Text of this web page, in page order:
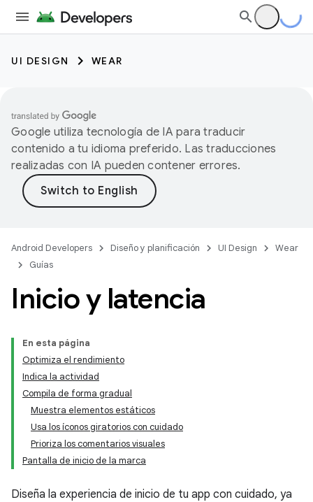
UI DESIGN WEAR
Google utiliza tecnología de IA para traducir
contenido a tu idioma preferido. Las traducciones
realizadas con IA pueden contener errores.
Android Developers Diseño y planificación UI Design
Wear
Guías
Inicio y latencia
En esta página
Optimiza el rendimiento
Indica la actividad
Compila de forma gradual
Muestra elementos estáticos
Usa los íconos giratorios con cuidado
Prioriza los comentarios visuales
Pantalla de inicio de la marca
Diseña la experiencia de inicio de tu app con cuidado, ya